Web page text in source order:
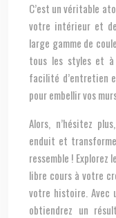
C’est un véritable
votre intérieur et
large gamme de
tous les styles et
facilité d’entretien
pour embellir vos
Alors, n’hésitez
enduit et
ressemble !
libre cours à votre
votre histoire. Avec
obtiendrez un